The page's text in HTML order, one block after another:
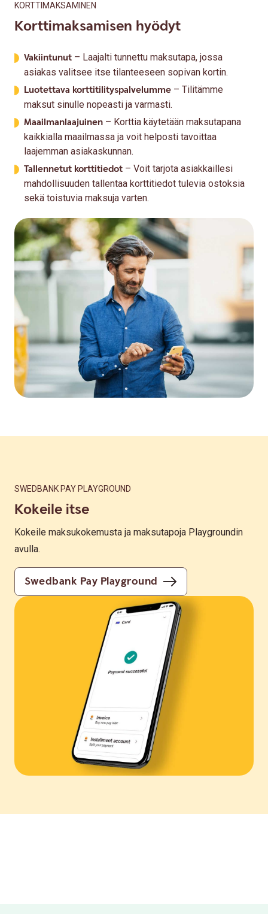
KORTTIMAKSAMINEN
Korttimaksamisen hyödyt
Vakiintunut – Laajalti tunnettu maksutapa, jossa
asiakas valitsee itse tilanteeseen sopivan kortin.
Luotettava korttitilityspalvelumme – Tilitämme
maksut sinulle nopeasti ja varmasti.
Maailmanlaajuinen – Korttia käytetään maksutapana
kaikkialla maailmassa ja voit helposti tavoittaa
laajemman asiakaskunnan.
Tallennetut korttitiedot – Voit tarjota asiakkaillesi
mahdollisuuden tallentaa korttitiedot tulevia ostoksia
sekä toistuvia maksuja varten.
SWEDBANK PAY PLAYGROUND
Kokeile itse
Kokeile maksukokemusta ja maksutapoja Playgroundin
avulla.
Swedbank Pay Playground